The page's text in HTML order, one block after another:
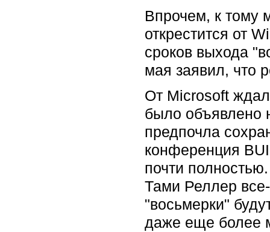
Впрочем, к тому
открестится от
сроков выхода
мая заявил, что
От Microsoft
было объявлено
предпочла
конференция
почти
Тами Реллер
"восьмерки"
даже еще более